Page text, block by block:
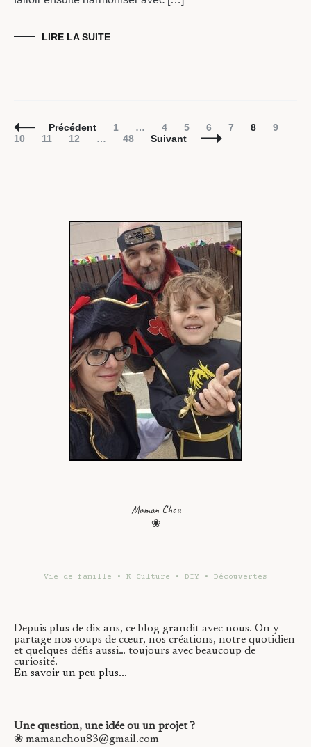
LIRE LA SUITE
Navigation
des
Précédent Page
1 … Page
4 Page
5 Page
6 Page
7 Page
8 Page
9
10
Page
11 Page
12 … Page
48 Suivant
Maman Chou
❀
Vie de famille • K-Culture • DIY • Découvertes
Depuis plus de dix ans, ce blog grandit avec nous. On y
partage nos coups de cœur, nos créations, notre quotidien
et quelques défis aussi… toujours avec beaucoup de
curiosité.
En savoir un peu plus...
Une question, une idée ou un projet ?
❀ mamanchou83@gmail.com